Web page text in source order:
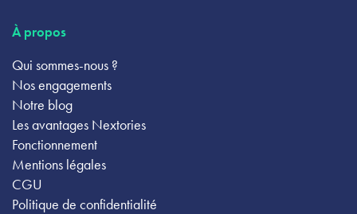
À propos
Qui sommes-nous ?
Nos engagements
Notre blog
Les avantages Nextories
Fonctionnement
Mentions légales
CGU
Politique de confidentialité